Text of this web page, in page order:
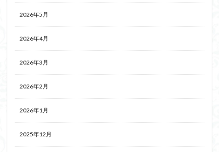
2026年5月
2026年4月
2026年3月
2026年2月
2026年1月
2025年12月